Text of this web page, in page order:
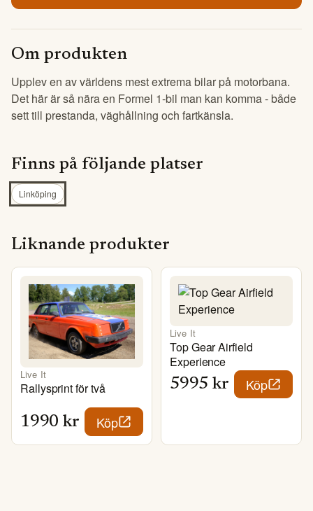
Om produkten
Upplev en av världens mest extrema bilar på motorbana.
Det här är så nära en Formel 1-bil man kan komma - både
sett till prestanda, väghållning och fartkänsla.
Finns på följande platser
Linköping
Liknande produkter
Live It
Rallysprint för två
1990 kr Köp
Live It
Top Gear Airfield
Experience
5995 kr Köp